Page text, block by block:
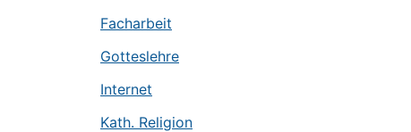
Facharbeit
Gotteslehre
Internet
Kath. Religion